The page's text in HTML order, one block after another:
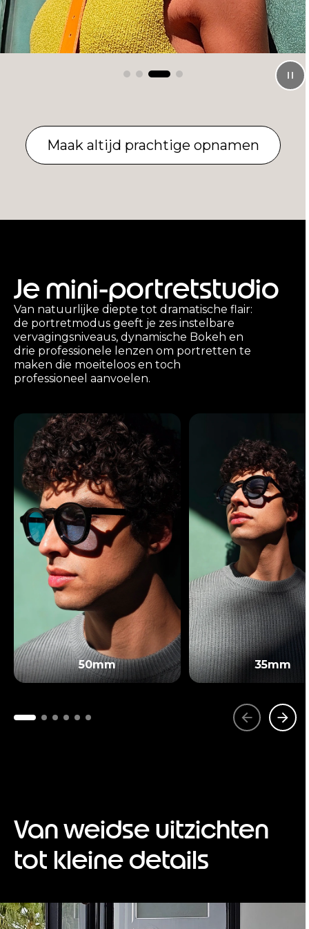
Maak altijd prachtige opnamen
Je mini-portretstudio
Van natuurlijke diepte tot dramatische flair:
de portretmodus geeft je zes instelbare
vervagingsniveaus, dynamische Bokeh en
drie professionele lenzen om portretten te
maken die moeiteloos en toch
professioneel aanvoelen.
50mm 35mm
Van weidse uitzichten
tot kleine details
I
t